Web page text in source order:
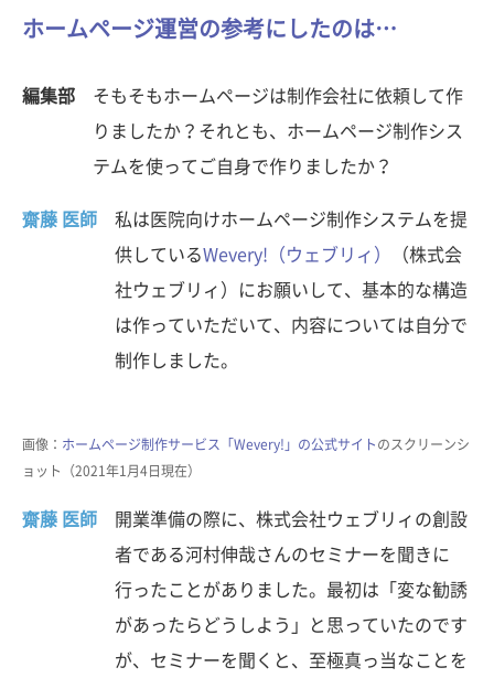
ホームページ運営の参考にしたのは…
編集部
そもそもホームページは制作会社に依頼して作
りましたか？それとも、ホームページ制作シス
テムを使ってご自身で作りましたか？
齋藤 医師
私は医院向けホームページ制作システムを提
供しているWevery!（ウェブリィ）
（株式会
社ウェブリィ）にお願いして、基本的な構造
は作っていただいて、内容については自分で
制作しました。
画像： ホームページ制作サービス「Wevery!」の公式サイト のスクリーンシ
ョット（2021年1月4日現在）
齋藤 医師
開業準備の際に、株式会社ウェブリィの創設
者である河村伸哉さんのセミナーを聞きに
行ったことがありました。最初は「変な勧誘
があったらどうしよう」と思っていたのです
が、セミナーを聞くと、至極真っ当なことを